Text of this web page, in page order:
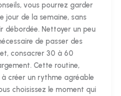
vous pourrez garder
jour de la semaine, sans
débordée. Nettoyer un peu
de passer des
consacrer 30 à 60
Cette routine,
créer un rythme agréable
choisissez le moment qui